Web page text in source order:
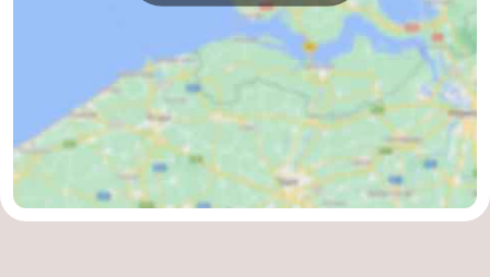
Reisboekenwinkel
Nieuws
Medische
adressen
Regio